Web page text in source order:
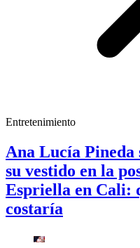
Entretenimiento
Ana Lucía Pineda
su vestido en la
Espriella en Cali:
costaría